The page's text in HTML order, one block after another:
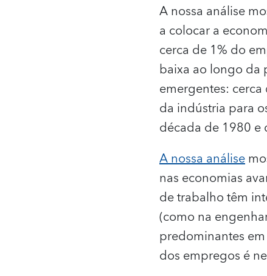
A nossa análise
a colocar a
cerca de 1% do
baixa ao longo da
emergentes:
da indústria para
década de 1980 e
A nossa análise
nas economias
de trabalho têm
(como na
predominantes
dos empregos é